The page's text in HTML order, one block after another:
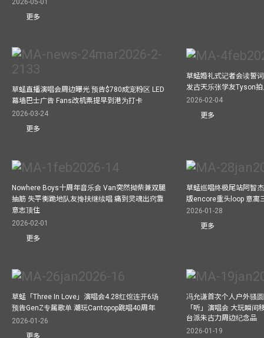
2026-05-01
更多
草蜢直播演唱会周边曝光 预告$780成宠粉区 LED
幕墙巴士广告 Fans改机票提早到港为打卡
2026-03-24
更多
草蜢婚礼式记者会读誓
发古天乐张学友Tyson
2026-02-04
更多
Nowhere Boys十周年音乐会 Van突然拗柴兼双腿
抽筋 失平衡跪地队友搀扶继续唱 痛到灵魂出窍靠
意志顶住
2026-02-01
更多
草蜢巡唱终极尾站阿智
版encore重头loop 意寓
2026-01-28
更多
草蜢「Three In Love」演唱会4.28红馆连开6场
预告GenZ专属歌单 潮玩Cantopop跳唱40周年
2026-01-26
冯允谦首次个人户外骚
「听」演唱会 大玩瞬
台派朱古力周边纪念品
2026-01-19